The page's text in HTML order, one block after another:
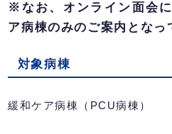
※なお、オンライン面会
ア病棟のみのご案内となっ
対象病棟
緩和ケア病棟（PCU病棟）